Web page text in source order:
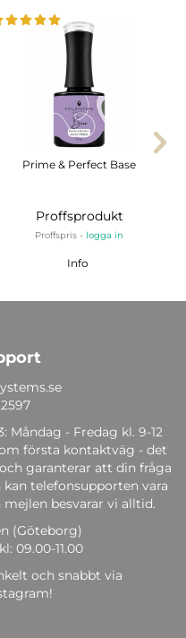
Prime & Perfect Base
Proffsprodukt
Proffspris - logga in
Info
Måndag - Fredag kl. 9-12
första kontaktväg - det
garanterar att din fråga
telefonsupporten vara
besvarar vi alltid.
(Göteborg)
09.00-11.00
och snabbt via